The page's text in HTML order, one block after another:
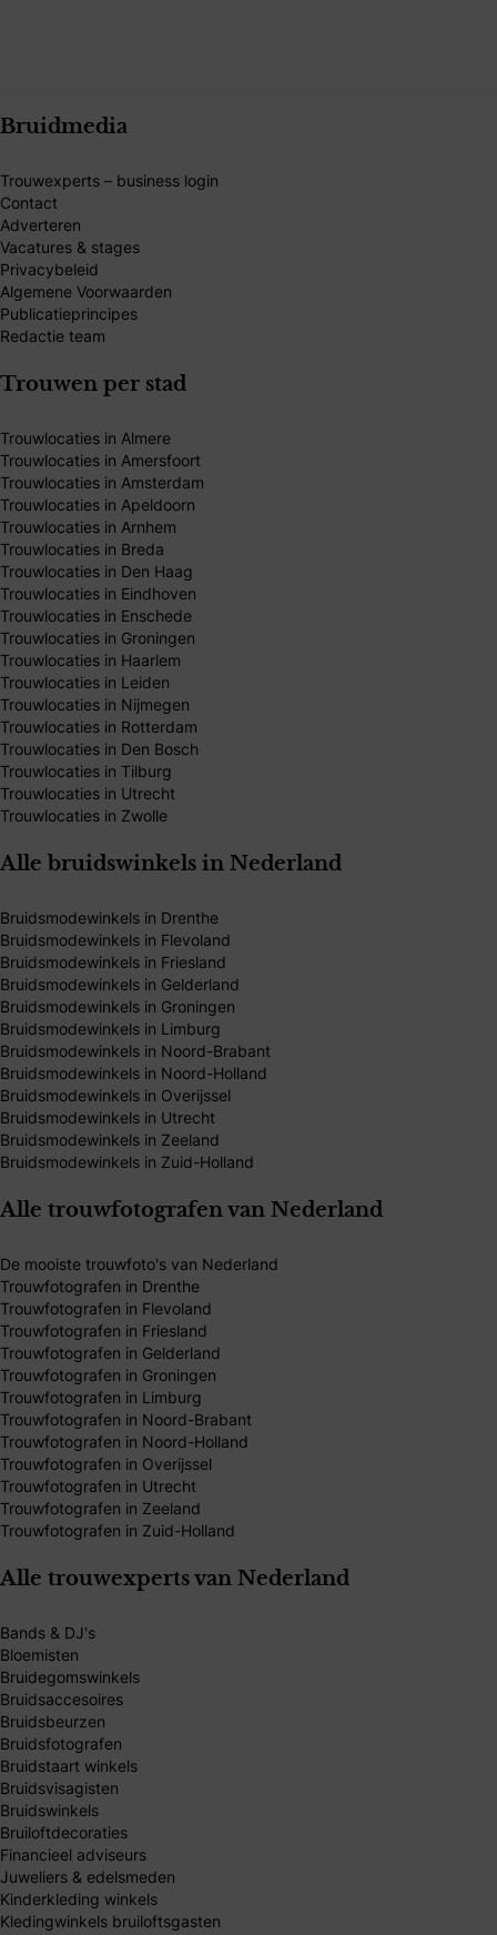
Bruidmedia
Trouwexperts – business login
Contact
Adverteren
Vacatures & stages
Privacybeleid
Algemene Voorwaarden
Publicatieprincipes
Redactie team
Trouwen per stad
Trouwlocaties in Almere
Trouwlocaties in Amersfoort
Trouwlocaties in Amsterdam
Trouwlocaties in Apeldoorn
Trouwlocaties in Arnhem
Trouwlocaties in Breda
Trouwlocaties in Den Haag
Trouwlocaties in Eindhoven
Trouwlocaties in Enschede
Trouwlocaties in Groningen
Trouwlocaties in Haarlem
Trouwlocaties in Leiden
Trouwlocaties in Nijmegen
Trouwlocaties in Rotterdam
Trouwlocaties in Den Bosch
Trouwlocaties in Tilburg
Trouwlocaties in Utrecht
Trouwlocaties in Zwolle
Alle bruidswinkels in Nederland
Bruidsmodewinkels in Drenthe
Bruidsmodewinkels in Flevoland
Bruidsmodewinkels in Friesland
Bruidsmodewinkels in Gelderland
Bruidsmodewinkels in Groningen
Bruidsmodewinkels in Limburg
Bruidsmodewinkels in Noord-Brabant
Bruidsmodewinkels in Noord-Holland
Bruidsmodewinkels in Overijssel
Bruidsmodewinkels in Utrecht
Bruidsmodewinkels in Zeeland
Bruidsmodewinkels in Zuid-Holland
Alle trouwfotografen van Nederland
De mooiste trouwfoto's van Nederland
Trouwfotografen in Drenthe
Trouwfotografen in Flevoland
Trouwfotografen in Friesland
Trouwfotografen in Gelderland
Trouwfotografen in Groningen
Trouwfotografen in Limburg
Trouwfotografen in Noord-Brabant
Trouwfotografen in Noord-Holland
Trouwfotografen in Overijssel
Trouwfotografen in Utrecht
Trouwfotografen in Zeeland
Trouwfotografen in Zuid-Holland
Alle trouwexperts van Nederland
Bands & DJ's
Bloemisten
Bruidegomswinkels
Bruidsaccesoires
Bruidsbeurzen
Bruidsfotografen
Bruidstaart winkels
Bruidsvisagisten
Bruidswinkels
Bruiloftdecoraties
Financieel adviseurs
Juweliers & edelsmeden
Kinderkleding winkels
Kledingwinkels bruiloftsgasten